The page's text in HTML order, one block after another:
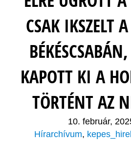
CSAK IKSZELT
KAPOTT KI A
TÖRTÉNT AZ
10. február,
Hírarchívum,